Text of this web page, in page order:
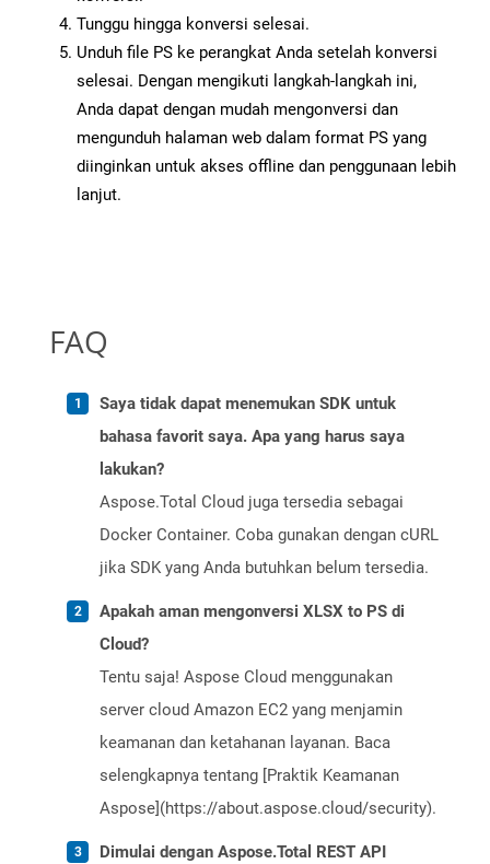
Tunggu hingga konversi selesai.
Unduh file PS ke perangkat Anda setelah konversi
selesai. Dengan mengikuti langkah-langkah ini,
Anda dapat dengan mudah mengonversi dan
mengunduh halaman web dalam format PS yang
diinginkan untuk akses offline dan penggunaan lebih
lanjut.
FAQ
Saya tidak dapat menemukan SDK untuk
bahasa favorit saya. Apa yang harus saya
lakukan?
Aspose.Total Cloud juga tersedia sebagai
Docker Container. Coba gunakan dengan cURL
jika SDK yang Anda butuhkan belum tersedia.
Apakah aman mengonversi XLSX to PS di
Cloud?
Tentu saja! Aspose Cloud menggunakan
server cloud Amazon EC2 yang menjamin
keamanan dan ketahanan layanan. Baca
selengkapnya tentang [Praktik Keamanan
Aspose](https://about.aspose.cloud/security).
Dimulai dengan Aspose.Total REST API